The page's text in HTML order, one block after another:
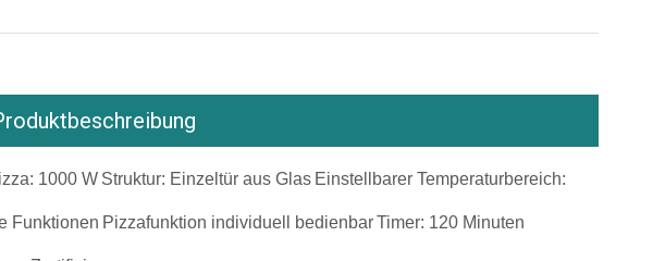
1000 W Struktur: Einzeltür aus Glas Einstellbarer Temperaturbereich:
Funktionen Pizzafunktion individuell bedienbarTimer: 120 Minuten